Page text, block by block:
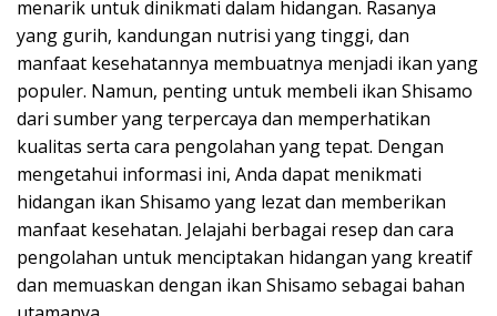
menarik untuk dinikmati dalam hidangan. Rasanya
yang gurih, kandungan nutrisi yang tinggi, dan
manfaat kesehatannya membuatnya menjadi ikan yang
populer. Namun, penting untuk membeli ikan Shisamo
dari sumber yang terpercaya dan memperhatikan
kualitas serta cara pengolahan yang tepat. Dengan
mengetahui informasi ini, Anda dapat menikmati
hidangan ikan Shisamo yang lezat dan memberikan
manfaat kesehatan. Jelajahi berbagai resep dan cara
pengolahan untuk menciptakan hidangan yang kreatif
dan memuaskan dengan ikan Shisamo sebagai bahan